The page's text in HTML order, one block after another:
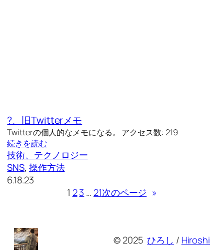
?、旧Twitterメモ
Twitterの個人的なメモになる。 アクセス数: 219
続きを読む
技術、テクノロジー
SNS, 操作方法
6.18.23
1 23 … 21次のページ »
© 2025ひろし / Hiroshi